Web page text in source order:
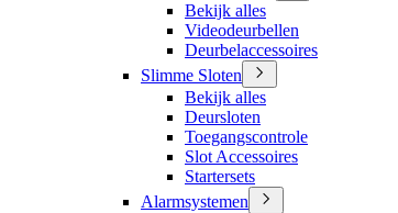
Bekijk alles
Videodeurbellen
Deurbelaccessoires
Slimme Sloten
Bekijk alles
Deursloten
Toegangscontrole
Slot Accessoires
Startersets
Alarmsystemen